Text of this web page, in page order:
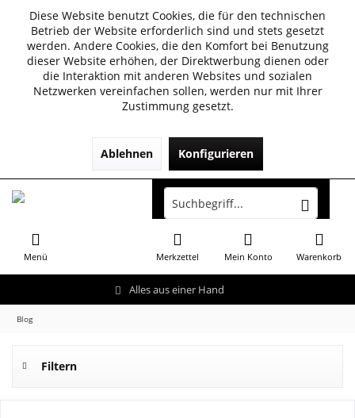
Diese Website benutzt Cookies, die für den technischen
Betrieb der Website erforderlich sind und stets gesetzt
werden. Andere Cookies, die den Komfort bei Benutzung
dieser Website erhöhen, der Direktwerbung dienen oder
die Interaktion mit anderen Websites und sozialen
Netzwerken vereinfachen sollen, werden nur mit Ihrer
Zustimmung gesetzt.
Ablehnen Konfigurieren
Alles aus einer Hand
Menü Warenkorb
Merkzettel Mein Konto
Blog
Filtern